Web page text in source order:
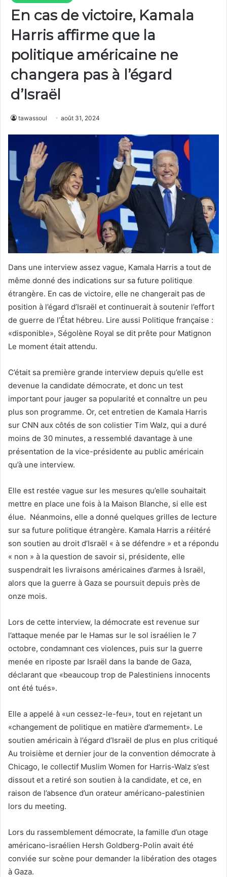
En cas de victoire, Kamala
Harris affirme que la
politique américaine ne
changera pas à l’égard
d’Israël
tawassoul août 31, 2024
Dans une interview assez vague, Kamala Harris a tout de
même donné des indications sur sa future politique
étrangère. En cas de victoire, elle ne changerait pas de
position à l’égard d’Israël et continuerait à soutenir l’effort
de guerre de l’État hébreu. Lire aussi Politique française :
«disponible», Ségolène Royal se dit prête pour Matignon
Le moment était attendu.
C’était sa première grande interview depuis qu’elle est
devenue la candidate démocrate, et donc un test
important pour jauger sa popularité et connaître un peu
plus son programme. Or, cet entretien de Kamala Harris
sur CNN aux côtés de son colistier Tim Walz, qui a duré
moins de 30 minutes, a ressemblé davantage à une
présentation de la vice-présidente au public américain
qu’à une interview.
Elle est restée vague sur les mesures qu’elle souhaitait
mettre en place une fois à la Maison Blanche, si elle est
élue. Néanmoins, elle a donné quelques grilles de lecture
sur sa future politique étrangère. Kamala Harris a réitéré
son soutien au droit d’Israël « à se défendre » et a répondu
« non » à la question de savoir si, présidente, elle
suspendrait les livraisons américaines d’armes à Israël,
alors que la guerre à Gaza se poursuit depuis près de
onze mois.
Lors de cette interview, la démocrate est revenue sur
l’attaque menée par le Hamas sur le sol israélien le 7
octobre, condamnant ces violences, puis sur la guerre
menée en riposte par Israël dans la bande de Gaza,
déclarant que «beaucoup trop de Palestiniens innocents
ont été tués».
Elle a appelé à «un cessez-le-feu», tout en rejetant un
«changement de politique en matière d’armement». Le
soutien américain à l’égard d’Israël de plus en plus critiqué
Au troisième et dernier jour de la convention démocrate à
Chicago, le collectif Muslim Women for Harris-Walz s’est
dissout et a retiré son soutien à la candidate, et ce, en
raison de l’absence d’un orateur américano-palestinien
lors du meeting.
Lors du rassemblement démocrate, la famille d’un otage
américano-israélien Hersh Goldberg-Polin avait été
conviée sur scène pour demander la libération des otages
à Gaza.